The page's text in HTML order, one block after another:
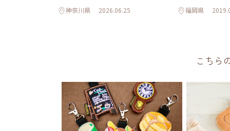
神奈川県 2026.06.25 福岡県
こちら